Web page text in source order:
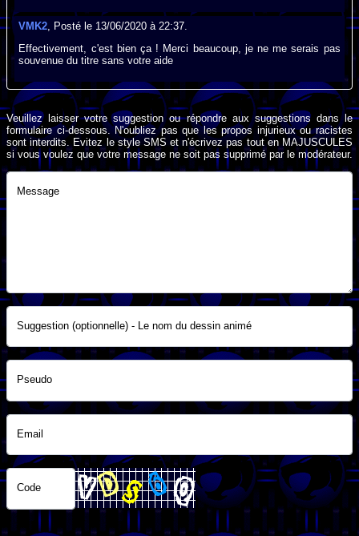
VMK2, Posté le 13/06/2020 à 22:37.
Effectivement, c'est bien ça ! Merci beaucoup, je ne me serais pas
souvenue du titre sans votre aide
Veuillez laisser votre suggestion ou répondre aux suggestions dans le
formulaire ci-dessous. N'oubliez pas que les propos injurieux ou racistes
sont interdits. Evitez le style SMS et n'écrivez pas tout en MAJUSCULES
si vous voulez que votre message ne soit pas supprimé par le modérateur.
Message
Suggestion (optionnelle) - Le nom du dessin animé
Pseudo
Email
Code